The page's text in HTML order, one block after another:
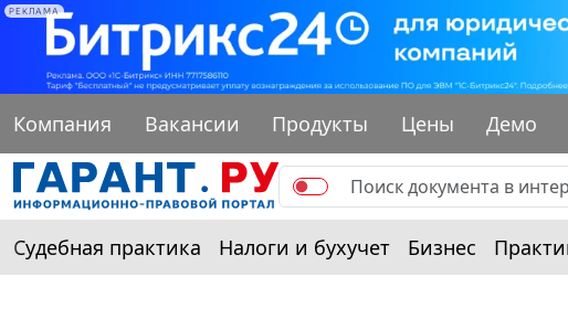
РЕКЛАМА
Компания Вакансии Продукты Цены Демо
Судебная практика Налоги и бухучет Бизнес